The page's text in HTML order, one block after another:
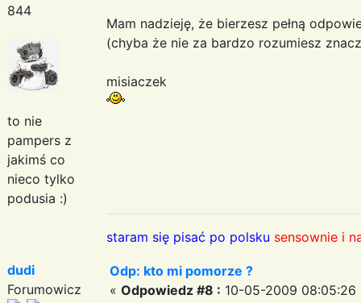
844
to nie
pampers z
jakimś co
nieco tylko
podusia :)
Mam nadzieję, że bierzesz pełną
(chyba że nie za bardzo rozumiesz
misiaczek
staram się pisać po polsku sensownie i
dudi
Forumowicz
Odp: kto mi pomorze ?
« Odpowiedz #8 : 10-05-2009 08:05:26